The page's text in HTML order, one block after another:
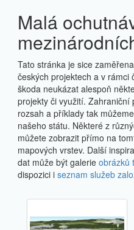
Malá
Tato stránka je sice
českých projektech a v rámci
škoda neukázat alespoň
projekty či využití. Zahraniční
rozsah a příklady tak
našeho státu. Některé z
můžete zobrazit přímo na
mapových vrstev. Další
dat může být galerie obrázků
dispozici i seznam služeb